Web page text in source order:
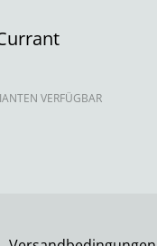
VERFÜGBAR